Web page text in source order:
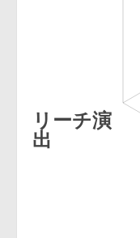
リーチ演
出